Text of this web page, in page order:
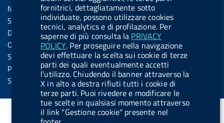
fornitrici, dettagliatamente sotto
individuate, possono utilizzare cookies
tecnici, analytics e di profilazione. Per
saperne di più consulta la PRIVACY
POLICY. Per proseguire nella navigazione
devi effettuare la scelta sui cookie di terze
parti dei quali eventualmente accetti
l’utilizzo. Chiudendo il banner attraverso la
X in alto a destra rifiuti tutti i cookie di
terze parti. Puoi rivedere e modificare le
tue scelte in qualsiasi momento attraverso
il link "Gestione cookie" presente nel
t
t
o
n
.
i
n
s
t
t
o
n
.
s
p
o
Note legali
Social Media Policy
Dichiarazione di accessibilità
Obiettivi di accessibilità
Statistiche sito
Privacy
Servizi Online